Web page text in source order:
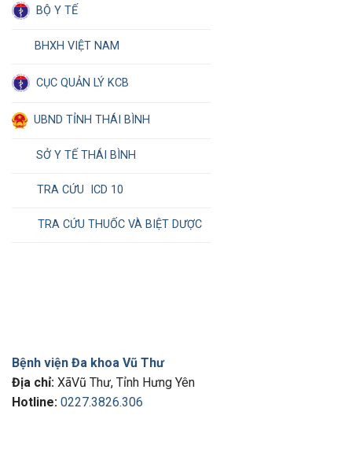
BỘ Y TẾ
BHXH VIỆT NAM
CỤC QUẢN LÝ KCB
UBND TỈNH THÁI BÌNH
SỞ Y TẾ THÁI BÌNH
TRA CỨU ICD 10
TRA CỨU THUỐC VÀ BIỆT DƯỢC
Bệnh viện Đa khoa Vũ Thư
Địa chỉ: XãVũ Thư, Tỉnh Hưng Yên
Hotline: 0227.3826.306